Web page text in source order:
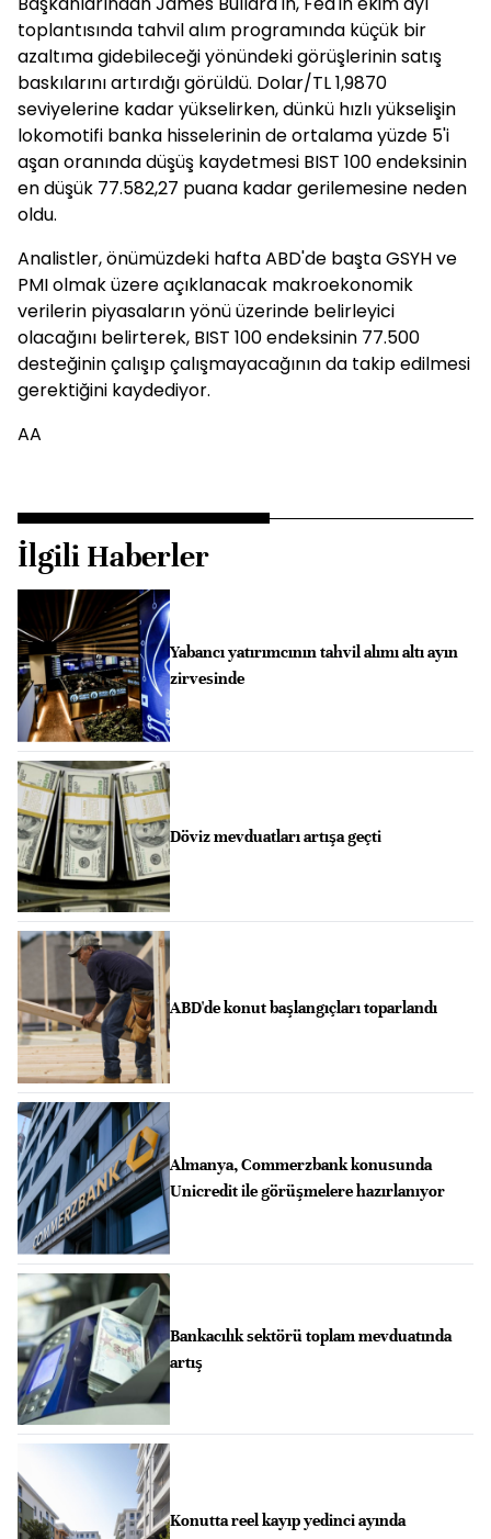
toplantısında tahvil alım programında küçük bir
azaltıma gidebileceği yönündeki görüşlerinin satış
baskılarını artırdığı görüldü. Dolar/TL 1,9870
seviyelerine kadar yükselirken, dünkü hızlı yükselişin
lokomotifi banka hisselerinin de ortalama yüzde 5'i
aşan oranında düşüş kaydetmesi BIST 100 endeksinin
en düşük 77.582,27 puana kadar gerilemesine neden
oldu.
Analistler, önümüzdeki hafta ABD'de başta GSYH ve
PMI olmak üzere açıklanacak makroekonomik
verilerin piyasaların yönü üzerinde belirleyici
olacağını belirterek, BIST 100 endeksinin 77.500
desteğinin çalışıp çalışmayacağının da takip edilmesi
gerektiğini kaydediyor.
AA
İlgili Haberler
Yabancı yatırımcının tahvil alımı altı ayın
zirvesinde
Döviz mevduatları artışa geçti
ABD'de konut başlangıçları toparlandı
Almanya, Commerzbank konusunda
Unicredit ile görüşmelere hazırlanıyor
Bankacılık sektörü toplam mevduatında
artış
Konutta reel kayıp yedinci ayında